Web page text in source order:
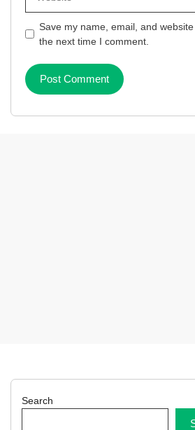
Save my name, email, and
the next time I comment.
Search